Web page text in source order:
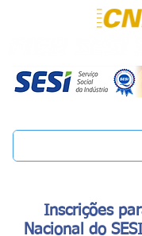
Inscrições
Nacional do